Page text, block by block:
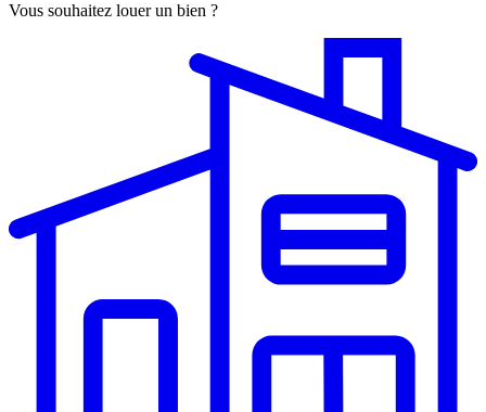
Vous souhaitez louer un bien ?